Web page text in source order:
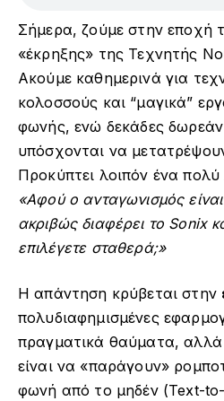
Σήμερα, ζούμε στην εποχή
«έκρηξης» της Τεχνητής
Ακούμε καθημερινά για
κολοσσούς και “μαγικά”
φωνής, ενώ δεκάδες
υπόσχονται να
Προκύπτει λοιπόν ένα
«Αφού ο ανταγωνισμός
ακριβώς διαφέρει το Sonix
επιλέγετε σταθερά;»
Η απάντηση κρύβεται στην
πολυδιαφημισμένες
πραγματικά θαύματα,
είναι να «παράγουν»
φωνή από το μηδέν (Text-